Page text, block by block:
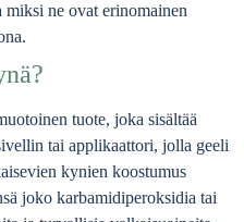
ne ovat erinomainen
tuote, joka sisältää
tai applikaattori, jolla geeli
kynien koostumus
joko karbamidiperoksidia tai